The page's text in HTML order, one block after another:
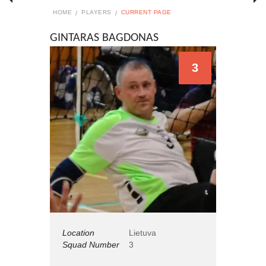
HOME PLAYERS CURRENT PAGE
GINTARAS BAGDONAS
3
Location
Lietuva
Squad Number
3